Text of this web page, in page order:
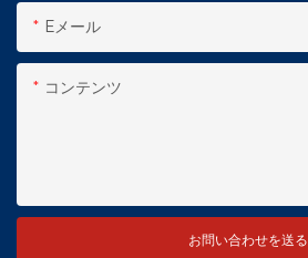
Eメール
コンテンツ
お問い合わせを送る